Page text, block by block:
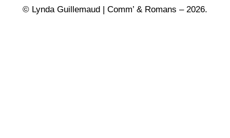
© Lynda Guillemaud | Comm’ & Romans – 2026.